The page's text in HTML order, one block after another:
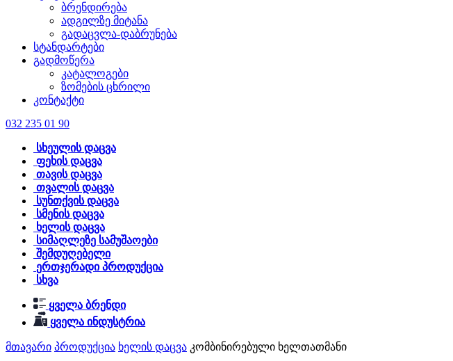
ბრენდირება
ადგილზე მიტანა
გადაცვლა-დაბრუნება
სტანდარტები
გადმოწერა
კატალოგები
ზომების ცხრილი
კონტაქტი
032 235 01 90
სხეულის დაცვა
ფეხის დაცვა
თავის დაცვა
თვალის დაცვა
სუნთქვის დაცვა
სმენის დაცვა
ხელის დაცვა
სიმაღლეზე სამუშაოები
შემდუღებელი
ერთჯერადი პროდუქცია
სხვა
ყველა ბრენდი
ყველა ინდუსტრია
მთავარი პროდუქცია ხელის დაცვა კომბინირებული ხელთათმანი